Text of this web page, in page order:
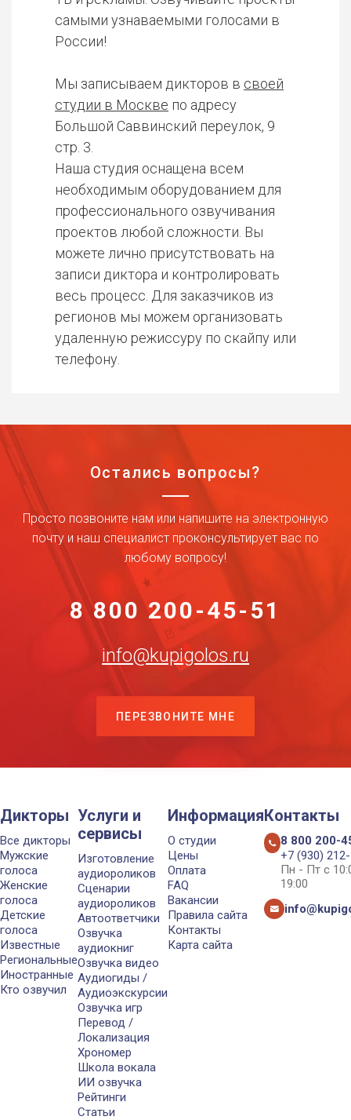
самыми узнаваемыми голосами в
России!
Мы записываем дикторов в своей
студии в Москве по адресу
Большой Саввинский переулок, 9
стр. 3.
Наша студия оснащена всем
необходимым оборудованием для
профессионального озвучивания
проектов любой сложности. Вы
можете лично присутствовать на
записи диктора и контролировать
весь процесс. Для заказчиков из
регионов мы можем организовать
удаленную режиссуру по скайпу или
телефону.
Остались вопросы?
Просто позвоните нам или напишите на электронную
почту и наш специалист проконсультирует вас по
любому вопросу!
8 800 200-45-51
info@kupigolos.ru
ПЕРЕЗВОНИТЕ МНЕ
Дикторы
Все дикторы
Мужские
голоса
Женские
голоса
Детские
голоса
Известные
Региональные
Иностранные
Кто озвучил
Услуги и
сервисы
Изготовление
аудиороликов
Сценарии
аудиороликов
Автоответчики
Озвучка
аудиокниг
Озвучка видео
Аудиогиды /
Аудиоэкскурсии
Озвучка игр
Перевод /
Локализация
Хрономер
Школа вокала
ИИ озвучка
Рейтинги
Статьи
Информация
О студии
Цены
Оплата
FAQ
Вакансии
Правила сайта
Контакты
Карта сайта
Контакты
8 800 200-
+7 (930)
Пн - Пт с
19:00